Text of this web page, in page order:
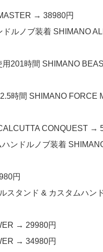
→ 38980円
ドルノブ装着 SHIMANO
201時間 SHIMANO
時間 SHIMANO
CONQUEST →
ンドルノブ装着
円
スタンド & カスタムハン
→ 29980円
→ 34980円